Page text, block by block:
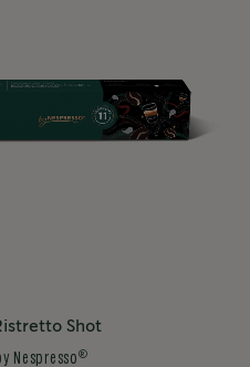
Shot
Nespresso ®